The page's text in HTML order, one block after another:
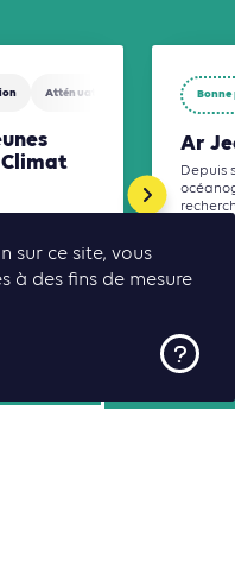
Atténuation Biodiversité
générations
et de la
Ar
Depuis
sur ce site, vous
à des fins de mesure